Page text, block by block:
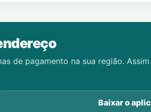
de pagamento na sua região.
Baixar o